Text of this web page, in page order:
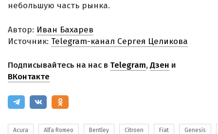
небольшую часть рынка.
Автор: Иван Бахарев
Источник: Telegram-канал Сергея Целикова
Подписывайтесь на нас в Telegram,Дзен и
ВКонтакте
Acura Alfa Romeo Bentley Citroen Fiat Genesis